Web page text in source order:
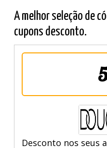
A melhor seleção de
cupons desconto.
Desconto nos seus